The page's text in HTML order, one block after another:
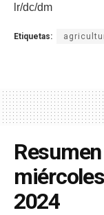
lr/dc/dm
Etiquetas:
2024